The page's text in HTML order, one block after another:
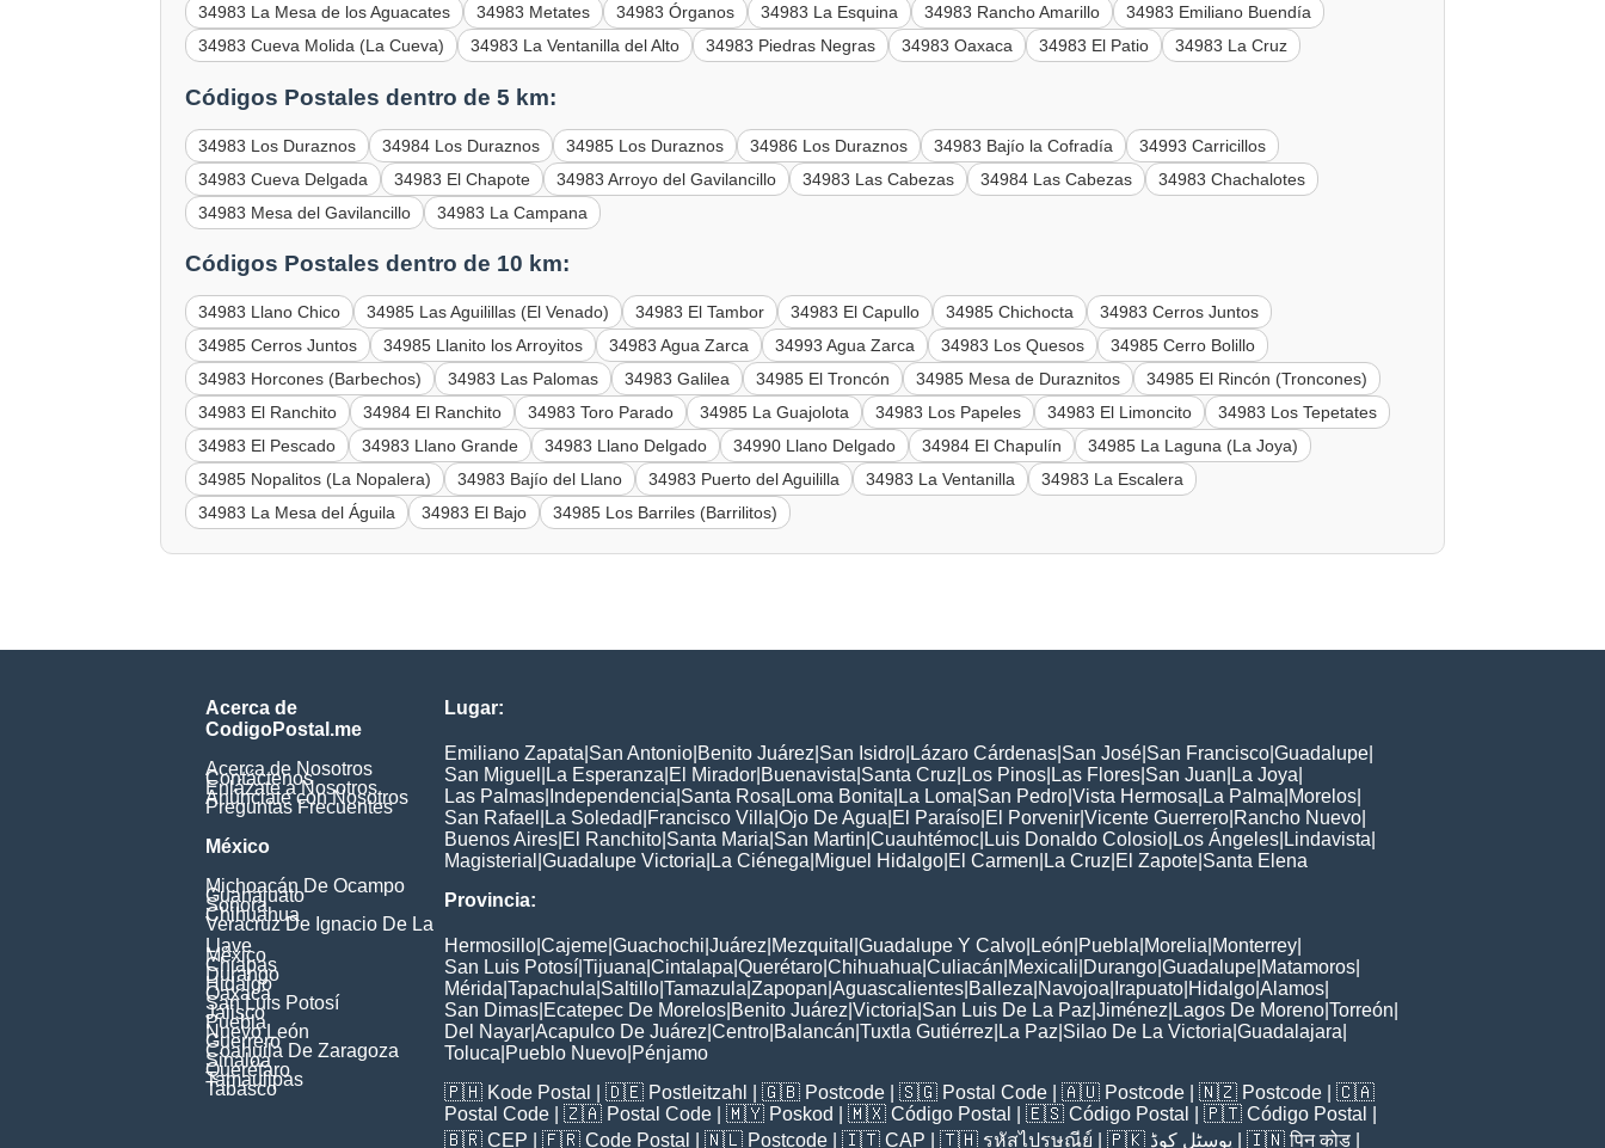
34983 La Mesa de los Aguacates
34983 Metates 34983 Órganos 34983 La Esquina 34983 Rancho Amarillo
34983 Emiliano Buendía
34983 Cueva Molida (La Cueva)
34983 La Ventanilla del Alto 34983 Piedras Negras 34983 Oaxaca 34983 El Patio 34983 La Cruz
Códigos Postales dentro de 5 km:
34983 Los Duraznos 34984 Los Duraznos 34985 Los Duraznos 34986 Los Duraznos 34983 Bajío la Cofradía
34993 Carricillos
34983 Cueva Delgada
34983 El Chapote 34983 Arroyo del Gavilancillo 34983 Las Cabezas 34984 Las Cabezas
34983 Chachalotes
34983 Mesa del Gavilancillo
34983 La Campana
Códigos Postales dentro de 10 km:
34983 Llano Chico 34985 Las Aguilillas (El Venado) 34983 El Tambor 34983 El Capullo 34985 Chichocta
34983 Cerros Juntos
34985 Cerros Juntos
34985 Llanito los Arroyitos 34983 Agua Zarca 34993 Agua Zarca 34983 Los Quesos
34985 Cerro Bolillo
34983 Horcones (Barbechos)
34983 Las Palomas 34983 Galilea 34985 El Troncón 34985 Mesa de Duraznitos
34985 El Rincón (Troncones)
34983 El Ranchito
34984 El Ranchito 34983 Toro Parado 34985 La Guajolota 34983 Los Papeles 34983 El Limoncito
34983 Los Tepetates
34983 El Pescado
34983 Llano Grande 34983 Llano Delgado 34990 Llano Delgado 34984 El Chapulín
34985 La Laguna (La Joya)
34985 Nopalitos (La Nopalera)
34983 Bajío del Llano 34983 Puerto del Aguililla 34983 La Ventanilla
34983 La Escalera
34983 La Mesa del Águila
34983 El Bajo 34985 Los Barriles (Barrilitos)
Acerca de
CodigoPostal.me
Acerca de Nosotros
Contáctenos
Enlázate a Nosotros
Anúnciate con Nosotros
Preguntas Frecuentes
México
Michoacán De Ocampo
Guanajuato
Sonora
Chihuahua
Veracruz De Ignacio De La
Llave
México
Chiapas
Durango
Hidalgo
Oaxaca
San Luis Potosí
Jalisco
Puebla
Nuevo León
Guerrero
Coahuila De Zaragoza
Sinaloa
Querétaro
Tamaulipas
Tabasco
Lugar:
Emiliano Zapata San Antonio Benito Juárez San Isidro Lázaro Cárdenas San José San Francisco Guadalupe
San Miguel
La Esperanza El Mirador Buenavista Santa Cruz Los Pinos Las Flores San Juan La Joya
Las Palmas Independencia Santa Rosa Loma Bonita La Loma San Pedro Vista Hermosa La Palma Morelos
San Rafael
La Soledad Francisco Villa Ojo De Agua El Paraíso El Porvenir Vicente Guerrero Rancho Nuevo
Buenos Aires El Ranchito Santa Maria San Martin Cuauhtémoc Luis Donaldo Colosio Los Ángeles Lindavista
Magisterial Guadalupe Victoria La Ciénega Miguel Hidalgo El Carmen La Cruz El Zapote Santa Elena
Provincia:
Hermosillo Cajeme Guachochi Juárez Mezquital Guadalupe Y Calvo León Puebla Morelia Monterrey
San Luis Potosí Tijuana Cintalapa Querétaro Chihuahua Culiacán Mexicali Durango Guadalupe Matamoros
Mérida Tapachula Saltillo Tamazula Zapopan Aguascalientes Balleza Navojoa Irapuato Hidalgo Alamos
San Dimas Ecatepec De Morelos Benito Juárez Victoria San Luis De La Paz Jiménez Lagos De Moreno Torreón
Del Nayar Acapulco De Juárez Centro Balancán Tuxtla Gutiérrez La Paz Silao De La Victoria Guadalajara
Toluca Pueblo Nuevo Pénjamo
🇵🇭 Kode Postal | 🇩🇪 Postleitzahl | 🇬🇧 Postcode | 🇸🇬 Postal Code | 🇦🇺 Postcode | 🇳🇿 Postcode | 🇨🇦
Postal Code | 🇿🇦 Postal Code | 🇲🇾 Poskod | 🇲🇽 Código Postal | 🇪🇸 Código Postal | 🇵🇹 Código Postal
🇧🇷 CEP | 🇫🇷 Code Postal | 🇳🇱 Postcode | 🇮🇹 CAP | 🇹🇭 รหัสไปรษณีย์ | 🇵🇰 پوسٹل کوڈ | 🇮🇳पिन कोड